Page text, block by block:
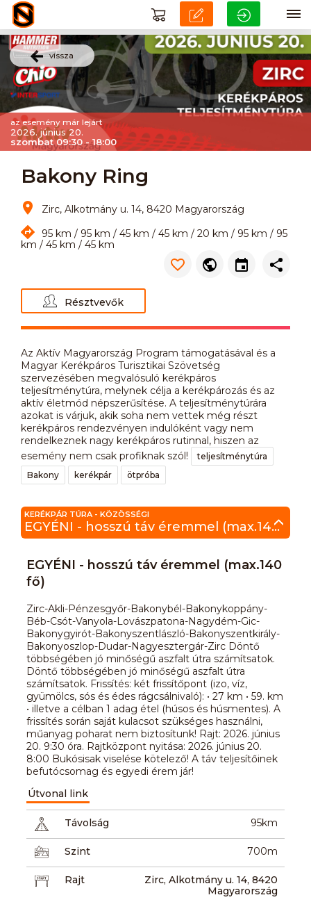
vissza
az esemény már lejárt
2026. június 20.
szombat 09:30 - 18:00
Bakony Ring
Zirc, Alkotmány u. 14, 8420 Magyarország
95 km / 95 km / 45 km / 45 km / 20 km / 95 km / 95
km / 45 km / 45 km
Résztvevők
Az Aktív Magyarország Program támogatásával és a
Magyar Kerékpáros Turisztikai Szövetség
szervezésében megvalósuló kerékpáros
teljesítménytúra, melynek célja a kerékpározás és az
aktív életmód népszerűsítése. A teljesítménytúrára
azokat is várjuk, akik soha nem vettek még részt
kerékpáros rendezvényen indulóként vagy nem
rendelkeznek nagy kerékpáros rutinnal, hiszen az
esemény nem csak profiknak szól!
teljesítménytúra
Bakony
kerékpár ötpróba
KERÉKPÁR TÚRA - KÖZÖSSÉGI
EGYÉNI - hosszú táv éremmel (max.140 fő)
EGYÉNI - hosszú táv éremmel (max.140
fő)
Zirc-Akli-Pénzesgyőr-Bakonybél-Bakonykoppány-
Béb-Csót-Vanyola-Lovászpatona-Nagydém-Gic-
Bakonygyirót-Bakonyszentlászló-Bakonyszentkirály-
Bakonyoszlop-Dudar-Nagyesztergár-Zirc Döntő
többségében jó minőségű aszfalt útra számítsatok.
Döntő többségében jó minőségű aszfalt útra
számítsatok. Frissítés: két frissítőpont (izo, víz,
gyümölcs, sós és édes rágcsálnivaló): • 27 km • 59. km
• illetve a célban 1 adag étel (húsos és húsmentes). A
frissítés során saját kulacsot szükséges használni,
műanyag poharat nem biztosítunk! Rajt: 2026. június
20. 9:30 óra. Rajtközpont nyitása: 2026. június 20.
8:00 Bukósisak viselése kötelező! A táv teljesítőinek
befutócsomag és egyedi érem jár!
Útvonal link
Távolság 95km
Szint 700m
Rajt
Zirc, Alkotmány u. 14, 8420
Magyarország